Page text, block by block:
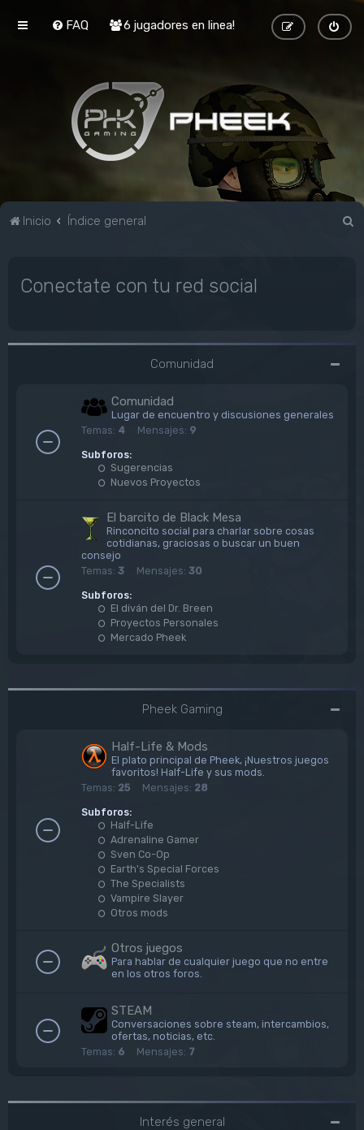
FAQ 6 jugadores en linea!
Inicio Índice general
Conectate con tu red social
Comunidad
Comunidad
Lugar de encuentro y discusiones generales
Temas: 4 Mensajes: 9
Subforos:
Sugerencias
Nuevos Proyectos
El barcito de Black Mesa
Rinconcito social para charlar sobre cosas
cotidianas, graciosas o buscar un buen
consejo
Temas: 3 Mensajes: 30
Subforos:
El diván del Dr. Breen
Proyectos Personales
Mercado Pheek
Pheek Gaming
Half-Life & Mods
El plato principal de Pheek, ¡Nuestros juegos
favoritos! Half-Life y sus mods.
Temas: 25 Mensajes: 28
Subforos:
Half-Life
Adrenaline Gamer
Sven Co-Op
Earth's Special Forces
The Specialists
Vampire Slayer
Otros mods
Otros juegos
Para hablar de cualquier juego que no entre
en los otros foros.
STEAM
Conversaciones sobre steam, intercambios,
ofertas, noticias, etc.
Temas: 6 Mensajes: 7
Interés general